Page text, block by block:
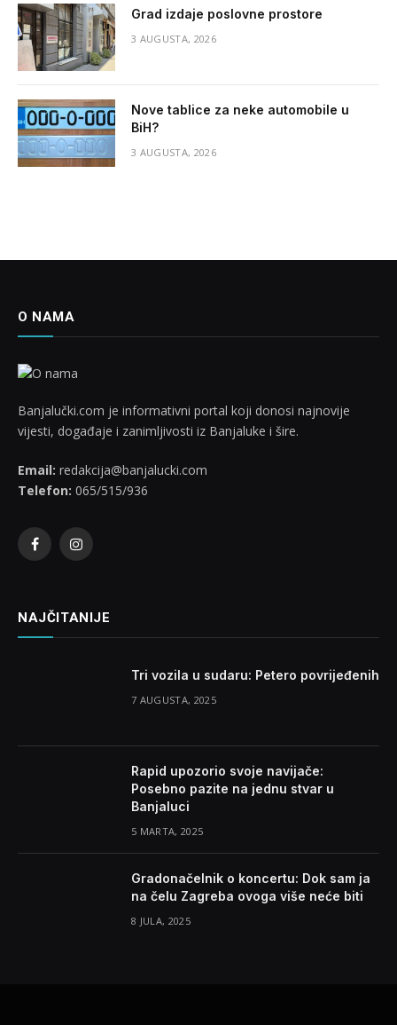
Grad izdaje poslovne prostore
3 AUGUSTA, 2026
Nove tablice za neke automobile u
BiH?
3 AUGUSTA, 2026
O NAMA
Banjalučki.com je informativni portal koji donosi najnovije
vijesti, događaje i zanimljivosti iz Banjaluke i šire.
Email: redakcija@banjalucki.com
Telefon: 065/515/936
FacebookInstagram
NAJČITANIJE
Tri vozila u sudaru: Petero povrijeđenih
7 AUGUSTA, 2025
Rapid upozorio svoje navijače:
Posebno pazite na jednu stvar u
Banjaluci
5 MARTA, 2025
Gradonačelnik o koncertu: Dok sam ja
na čelu Zagreba ovoga više neće biti
8 JULA, 2025